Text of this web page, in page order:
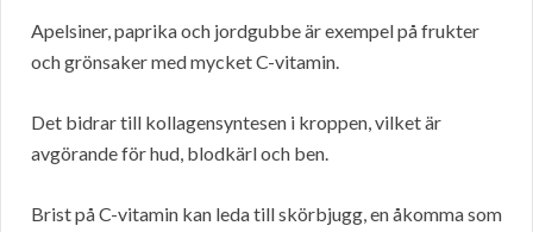
Apelsiner, paprika och jordgubbe är exempel på frukter
och grönsaker med mycket C-vitamin.
Det bidrar till kollagensyntesen i kroppen, vilket är
avgörande för hud, blodkärl och ben.
Brist på C-vitamin kan leda till skörbjugg, en åkomma som